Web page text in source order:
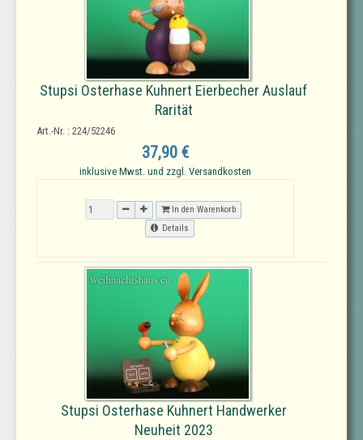
Stupsi Osterhase Kuhnert Eierbecher Auslauf
Rarität
Art.-Nr. : 224/52246
37,90 €
inklusive Mwst. und zzgl. Versandkosten
In den Warenkorb
Details
Stupsi Osterhase Kuhnert Handwerker
Neuheit 2023